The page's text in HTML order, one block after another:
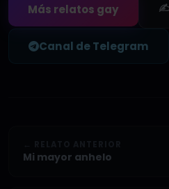
Más relatos gay
Canal de Telegram
Mi mayor anhelo